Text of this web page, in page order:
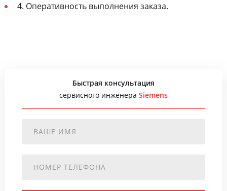
4. Оперативность выполнения заказа.
Быстрая консультация
сервисного инженера Siemens